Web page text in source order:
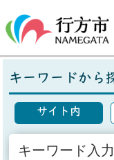
キーワードから
サイト内